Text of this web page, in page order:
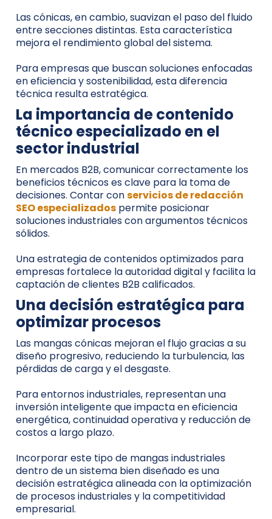
Las cónicas, en cambio, suavizan el paso del fluido
entre secciones distintas. Esta característica
mejora el rendimiento global del sistema.
Para empresas que buscan soluciones enfocadas
en eficiencia y sostenibilidad, esta diferencia
técnica resulta estratégica.
La importancia de contenido
técnico especializado en el
sector industrial
En mercados B2B, comunicar correctamente los
beneficios técnicos es clave para la toma de
decisiones. Contar conservicios de redacción
SEO especializados permite posicionar
soluciones industriales con argumentos técnicos
sólidos.
Una estrategia de contenidos optimizados para
empresas fortalece la autoridad digital y facilita la
captación de clientes B2B calificados.
Una decisión estratégica para
optimizar procesos
Las mangas cónicas mejoran el flujo gracias a su
diseño progresivo, reduciendo la turbulencia, las
pérdidas de carga y el desgaste.
Para entornos industriales, representan una
inversión inteligente que impacta en eficiencia
energética, continuidad operativa y reducción de
costos a largo plazo.
Incorporar este tipo de mangas industriales
dentro de un sistema bien diseñado es una
decisión estratégica alineada con la optimización
de procesos industriales y la competitividad
empresarial.